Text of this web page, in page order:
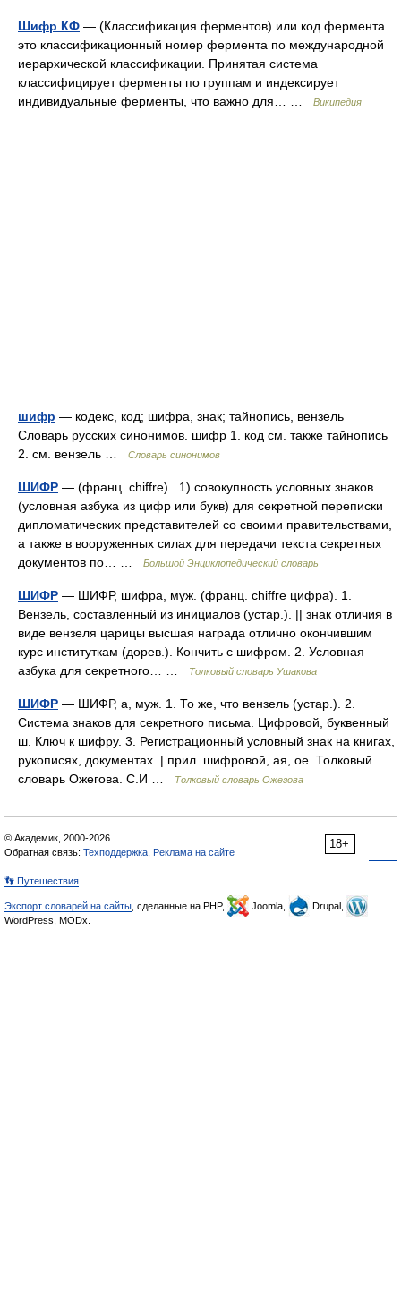
Шифр КФ — (Классификация ферментов) или код фермента
это классификационный номер фермента по международной
иерархической классификации. Принятая система
классифицирует ферменты по группам и индексирует
индивидуальные ферменты, что важно для… …
Википедия
шифр — кодекс, код; шифра, знак; тайнопись, вензель
Словарь русских синонимов. шифр 1. код см. также тайнопись
2. см. вензель …
Словарь синонимов
ШИФР — (франц. chiffre) ..1) совокупность условных знаков
(условная азбука из цифр или букв) для секретной переписки
дипломатических представителей со своими правительствами,
а также в вооруженных силах для передачи текста секретных
документов по… …
Большой Энциклопедический словарь
ШИФР — ШИФР, шифра, муж. (франц. chiffre цифра). 1.
Вензель, составленный из инициалов (устар.). || знак отличия в
виде вензеля царицы высшая награда отлично окончившим
курс институткам (дорев.). Кончить с шифром. 2. Условная
азбука для секретного… …
Толковый словарь Ушакова
ШИФР — ШИФР, а, муж. 1. То же, что вензель (устар.). 2.
Система знаков для секретного письма. Цифровой, буквенный
ш. Ключ к шифру. 3. Регистрационный условный знак на книгах,
рукописях, документах. | прил. шифровой, ая, ое. Толковый
словарь Ожегова. С.И …
Толковый словарь Ожегова
18+
© Академик, 2000-2026
Обратная связь: Техподдержка Реклама на сайте
👣 Путешествия
Экспорт словарей на сайты , сделанные на PHP, Joomla,
Drupal,
WordPress, MODx.